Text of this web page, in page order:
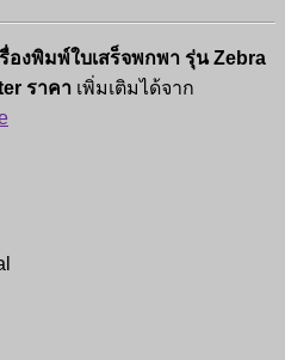
องพิมพ์ใบเสร็จพกพา รุ่น Zebra
ราคา เพิ่มเติมได้จาก